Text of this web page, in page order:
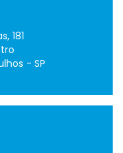
181
- SP